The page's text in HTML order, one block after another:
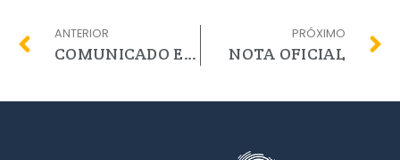
ANTERIOR
COMUNICADO Empresa prestadora de serviço
PRÓXIMO
NOTA OFICIAL